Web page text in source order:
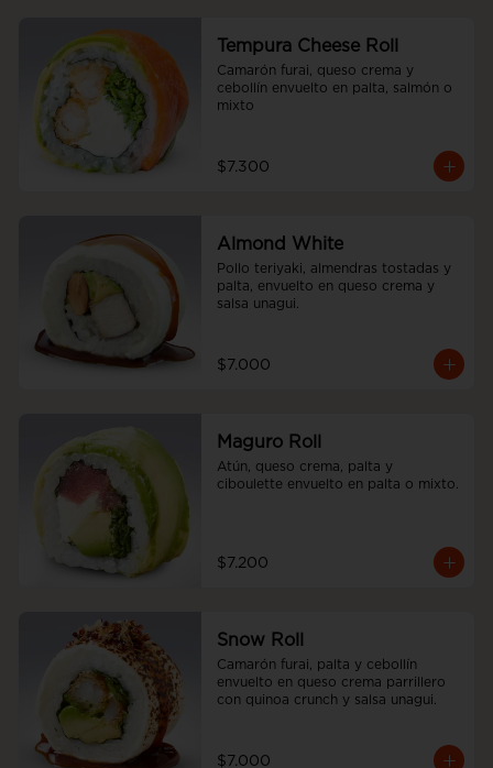
Tempura Cheese Roll
Camarón furai, queso crema y
cebollín envuelto en palta, salmón o
mixto
$7.300
Almond White
Pollo teriyaki, almendras tostadas y
palta, envuelto en queso crema y
salsa unagui.
$7.000
Maguro Roll
Atún, queso crema, palta y
ciboulette envuelto en palta o mixto.
$7.200
Snow Roll
Camarón furai, palta y cebollín
envuelto en queso crema parrillero
con quinoa crunch y salsa unagui.
$7.000